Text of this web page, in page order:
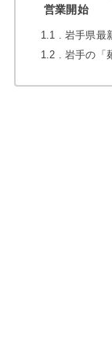
営業開始
1.1
岩手県最
1.2
岩手の「